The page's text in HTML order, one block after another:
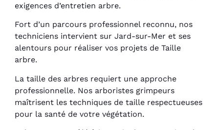
exigences d’entretien arbre.
Fort d’un parcours professionnel reconnu, nos
techniciens intervient sur Jard-sur-Mer et ses
alentours pour réaliser vos projets de Taille
arbre.
La taille des arbres requiert une approche
professionnelle. Nos arboristes grimpeurs
maîtrisent les techniques de taille respectueuses
pour la santé de votre végétation.